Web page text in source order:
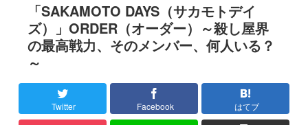
「SAKAMOTO DAYS（サカモトデイ
ズ）」ORDER（オーダー）～殺し屋界
の最高戦力、そのメンバー、何人いる？
～
Twitter Facebook はてブ